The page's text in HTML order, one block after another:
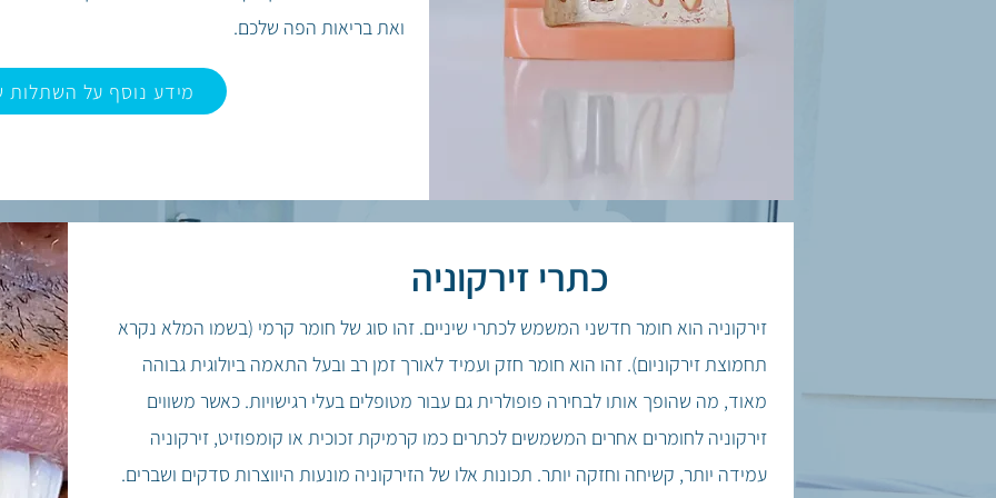
ואת בריאות הפה שלכם.
מידע נוסף על השתלות
כתרי זירקוניה
זירקוניה הוא חומר חדשני המשמש לכתרי שיניים. זהו סוג של חומר קרמי (בשמו המלא נקרא
תחמוצת זירקוניום). זהו הוא חומר חזק ועמיד לאורך זמן רב ובעל התאמה ביולוגית גבוהה
מאוד, מה שהופך אותו לבחירה פופולרית גם עבור מטופלים בעלי רגישויות. כאשר משווים
זירקוניה לחומרים אחרים המשמשים לכתרים כמו קרמיקת זכוכית או קומפוזיט, זירקוניה
עמידה יותר, קשיחה וחזקה יותר. תכונות אלו של הזירקוניה מונעות היווצרות סדקים ושברים.